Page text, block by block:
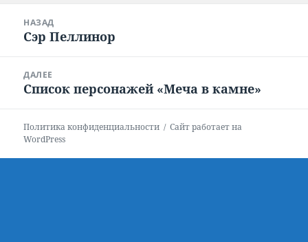
записям
НАЗАД
Предыдущая
Сэр Пеллинор
ДАЛЕЕ
Следующая
Список персонажей «Меча в камне»
Политика конфиденциальности
Сайт работает на
WordPress